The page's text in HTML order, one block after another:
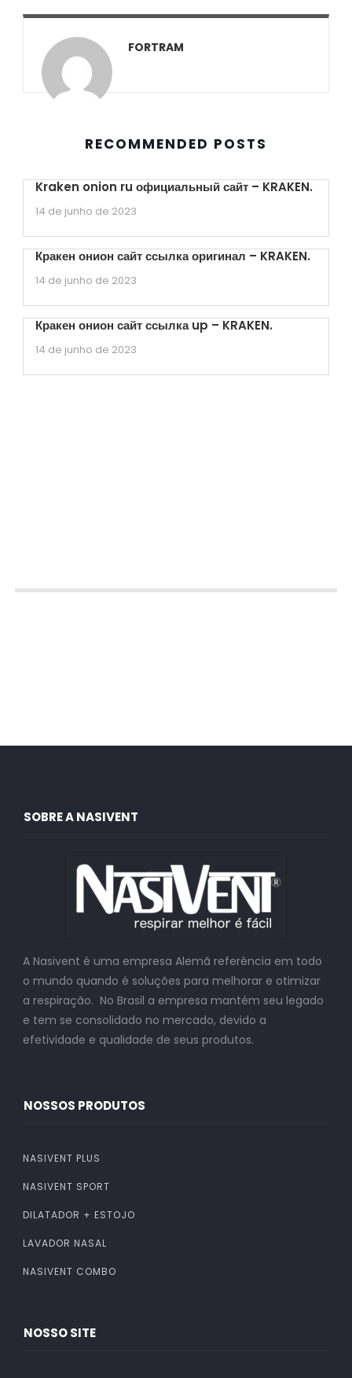
FORTRAM
RECOMMENDED POSTS
Kraken onion ru официальный сайт – KRAKEN.
14 de junho de 2023
Кракен онион сайт ссылка оригинал – KRAKEN.
14 de junho de 2023
Кракен онион сайт ссылка up – KRAKEN.
14 de junho de 2023
SOBRE A NASIVENT
A Nasivent é uma empresa Alemã referência em todo
o mundo quando é soluções para melhorar e otimizar
a respiração. No Brasil a empresa mantém seu legado
e tem se consolidado no mercado, devido a
efetividade e qualidade de seus produtos.
NOSSOS PRODUTOS
NASIVENT PLUS
NASIVENT SPORT
DILATADOR + ESTOJO
LAVADOR NASAL
NASIVENT COMBO
NOSSO SITE